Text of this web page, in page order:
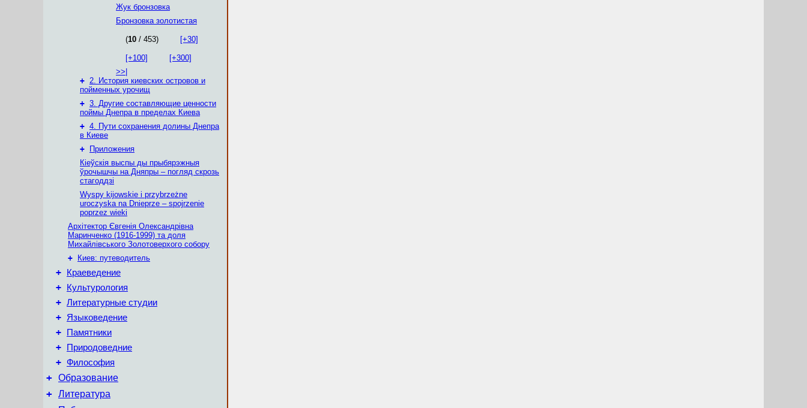
Жук бронзовка
Бронзовка золотистая
(10 / 453) [+30]
[+100]
[+300]
>>|
+ 2. История киевских островов и
пойменных урочищ
+ 3. Другие составляющие ценности
поймы Днепра в пределах Киева
+ 4. Пути сохранения долины Днепра
в Киеве
+
Приложения
Кіеўскія выспы ды прыбярэжныя
ўрочышчы на Дняпры – погляд скрозь
стагоддзі
Wyspy kijowskie i przybrzeżne
uroczyska na Dnieprze – spojrzenie
poprzez wieki
Архітектор Євгенія Олександрівна
Маринченко (1916-1999) та доля
Михайлівського Золотоверхого собору
+
Киев: путеводитель
+ Краеведение
+ Культурология
+ Литературные студии
+ Языковедение
+ Памятники
+ Природоведние
+ Философия
+ Образование
+ Литература